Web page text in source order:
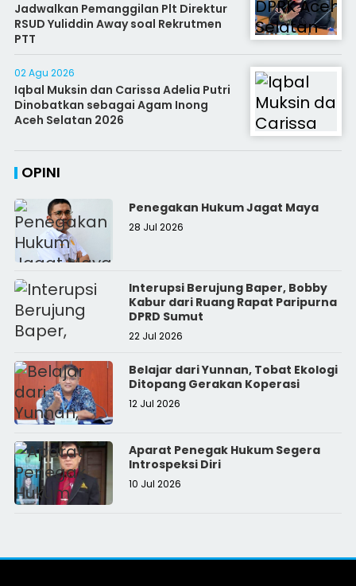
Jadwalkan Pemanggilan Plt Direktur
RSUD Yuliddin Away soal Rekrutmen
PTT
02 Agu 2026
Iqbal Muksin dan Carissa Adelia Putri
Dinobatkan sebagai Agam Inong
Aceh Selatan 2026
OPINI
Penegakan Hukum Jagat Maya
28 Jul 2026
Interupsi Berujung Baper, Bobby
Kabur dari Ruang Rapat Paripurna
DPRD Sumut
22 Jul 2026
Belajar dari Yunnan, Tobat Ekologi
Ditopang Gerakan Koperasi
12 Jul 2026
Aparat Penegak Hukum Segera
Introspeksi Diri
10 Jul 2026